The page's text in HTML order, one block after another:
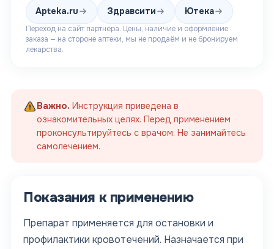
Apteka.ru Здравсити Ютека
Переход на сайт партнёра. Цены, наличие и оформление
заказа — на стороне аптеки, мы не продаём и не бронируем
лекарства.
Важно. Инструкция приведена в
ознакомительных целях. Перед применением
проконсультируйтесь с врачом. Не занимайтесь
самолечением.
Показания к применению
Препарат применяется для остановки и
профилактики кровотечений. Назначается при